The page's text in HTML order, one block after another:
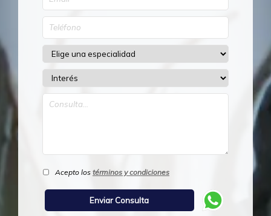
Acepto los términos y condiciones